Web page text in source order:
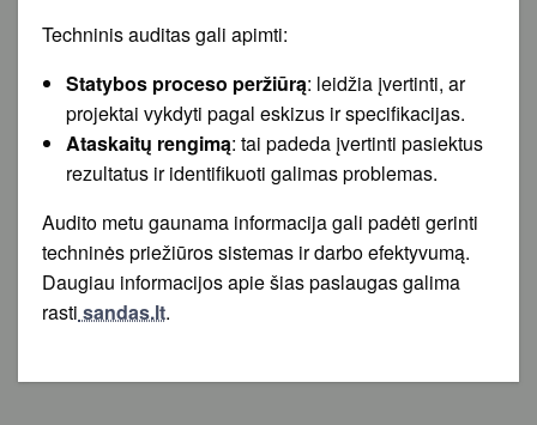
Techninis auditas gali apimti:
Statybos proceso peržiūrą: leidžia įvertinti, ar
projektai vykdyti pagal eskizus ir specifikacijas.
Ataskaitų rengimą: tai padeda įvertinti pasiektus
rezultatus ir identifikuoti galimas problemas.
Audito metu gaunama informacija gali padėti gerinti
techninės priežiūros sistemas ir darbo efektyvumą.
Daugiau informacijos apie šias paslaugas galima
rasti sandas.lt.